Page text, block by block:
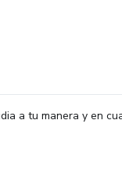
a tu manera y en